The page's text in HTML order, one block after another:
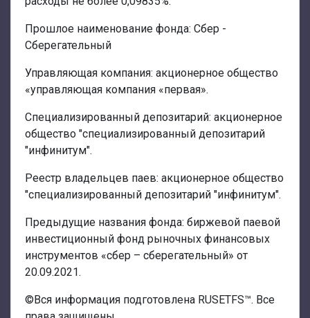
Прошлое наименование фонда: Сбер -
Сберегательный
Управляющая компания: акционерное общество
«управляющая компания «первая».
Специализированный депозитарий: акционерное
общество "специализированный депозитарий
"инфинитум".
Реестр владельцев паев: акционерное общество
"специализированный депозитарий "инфинитум".
Предыдущие названия фонда: биржевой паевой
инвестиционный фонд рыночных финансовых
инструментов «сбер – сберегательный» от
20.09.2021.
©Вся информация подготовлена RUSETFS™. Все